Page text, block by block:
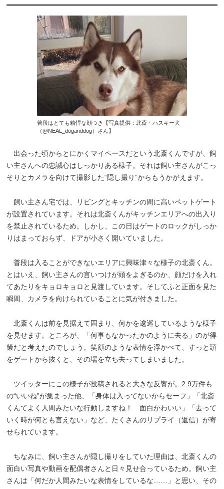
普段はとても精悍な顔つき【写真提供：北斎・ハスキー犬
（@NEAL_doganddog）さん】
出会った頃からとにかくマイペースだという北斎くんですが、飼
い主さんへの忠誠心はしっかりある様子。それは飼い主さんがこっ
そりとカメラを向けて撮影した“隠し撮り”からもうかがえます。
飼い主さん宅では、リビングとキッチンの間に高いペットゲート
が設置されています。それは北斎くんがキッチンエリアへの出入り
を禁止されているため。しかし、この日はゲートのロックがしっか
りはまっておらず、ドアが小さく開いていました。
普段は入ることができないエリアに興味津々な様子の北斎くん。
とはいえ、飼い主さんの言いつけが頭をよぎるのか、顔だけを入れ
てあたりをキョロキョロと見渡しています。そしてふと正面を見た
瞬間、カメラを向けられていることに気が付きました。
北斎くんは前を見据えて固まり、何かを逡巡しているような様子
を見せます。ところが、「何事もなかったかのように去る」のが得
策だと考えたのでしょう。笑顔のような表情を浮かべて、すっと頭
をゲートから抜くと、その場を立ち去ってしまいました。
ツイッターにこの様子が投稿されると大きな反響が。2.9万件も
の“いいね”が集まった他、「身体は入ってないからセーフ」「北斎
くんてよく人間みたいな行動しますね！ 面白かわいい」「去って
いく時が何とも言えない」など、たくさんのリプライ（返信）が寄
せられています。
ちなみに、飼い主さんが隠し撮りをしていた理由は、北斎くんの
面白い写真や動画を配偶者さんと日々見せ合っているため。飼い主
さんは「何だか人間みたいな表情をしているな……」と思い、その